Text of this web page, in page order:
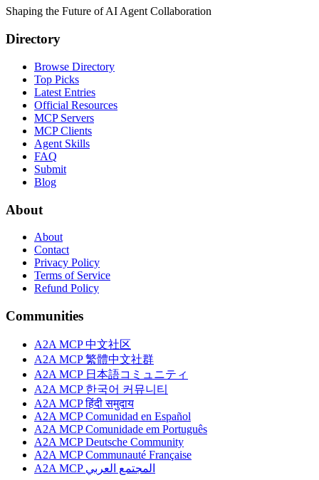
Shaping the Future of AI Agent Collaboration
Directory
Browse Directory
Top Picks
Latest Entries
Official Resources
MCP Servers
MCP Clients
Agent Skills
FAQ
Submit
Blog
About
About
Contact
Privacy Policy
Terms of Service
Refund Policy
Communities
A2A MCP 中文社区
A2A MCP 繁體中文社群
A2A MCP 日本語コミュニティ
A2A MCP 한국어 커뮤니티
A2A MCP हिंदी समुदाय
A2A MCP Comunidad en Español
A2A MCP Comunidade em Português
A2A MCP Deutsche Community
A2A MCP Communauté Française
A2A MCP المجتمع العربي